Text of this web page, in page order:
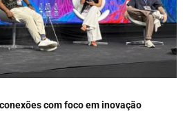
com foco em inovação